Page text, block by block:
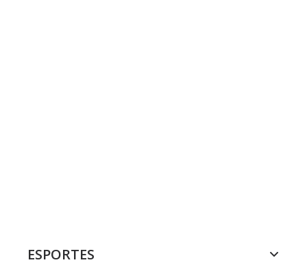
ESPORTES